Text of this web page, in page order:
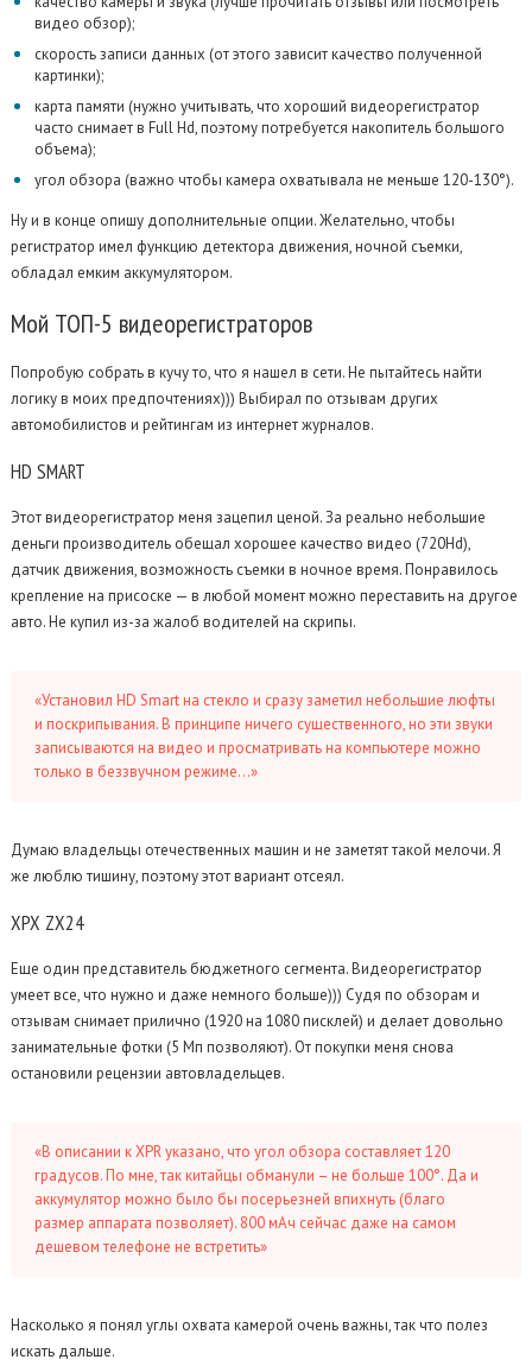
видео обзор);
скорость записи данных (от этого зависит качество полученной
картинки);
карта памяти (нужно учитывать, что хороший видеорегистратор
часто снимает в Full Hd, поэтому потребуется накопитель большого
объема);
угол обзора (важно чтобы камера охватывала не меньше 120-130°).
Ну и в конце опишу дополнительные опции. Желательно, чтобы
регистратор имел функцию детектора движения, ночной съемки,
обладал емким аккумулятором.
Мой ТОП-5 видеорегистраторов
Попробую собрать в кучу то, что я нашел в сети. Не пытайтесь найти
логику в моих предпочтениях))) Выбирал по отзывам других
автомобилистов и рейтингам из интернет журналов.
HD SMART
Этот видеорегистратор меня зацепил ценой. За реально небольшие
деньги производитель обещал хорошее качество видео (720Hd),
датчик движения, возможность съемки в ночное время. Понравилось
крепление на присоске — в любой момент можно переставить на другое
авто. Не купил из-за жалоб водителей на скрипы.
«Установил HD Smart на стекло и сразу заметил небольшие люфты
и поскрипывания. В принципе ничего существенного, но эти звуки
записываются на видео и просматривать на компьютере можно
только в беззвучном режиме…»
Думаю владельцы отечественных машин и не заметят такой мелочи. Я
же люблю тишину, поэтому этот вариант отсеял.
XPX ZX24
Еще один представитель бюджетного сегмента. Видеорегистратор
умеет все, что нужно и даже немного больше))) Судя по обзорам и
отзывам снимает прилично (1920 на 1080 писклей) и делает довольно
занимательные фотки (5 Мп позволяют). От покупки меня снова
остановили рецензии автовладельцев.
«В описании к XPR указано, что угол обзора составляет 120
градусов. По мне, так китайцы обманули – не больше 100°. Да и
аккумулятор можно было бы посерьезней впихнуть (благо
размер аппарата позволяет). 800 мАч сейчас даже на самом
дешевом телефоне не встретить»
Насколько я понял углы охвата камерой очень важны, так что полез
искать дальше.